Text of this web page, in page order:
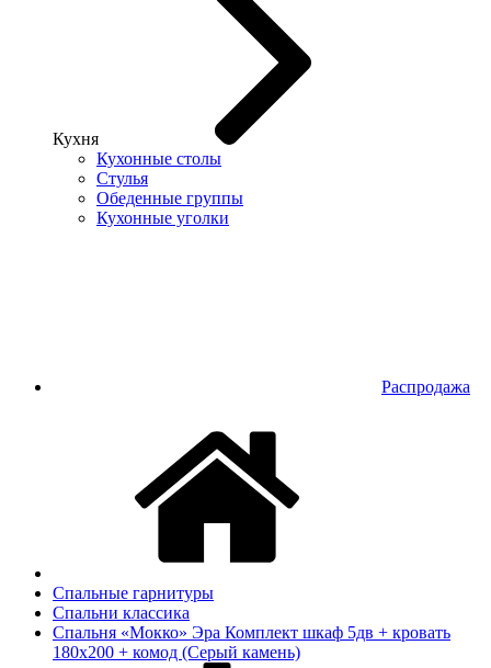
Кухня
Кухонные столы
Стулья
Обеденные группы
Кухонные уголки
Распродажа
Спальные гарнитуры
Спальни классика
Спальня «Мокко» Эра Комплект шкаф 5дв + кровать
180х200 + комод (Серый камень)